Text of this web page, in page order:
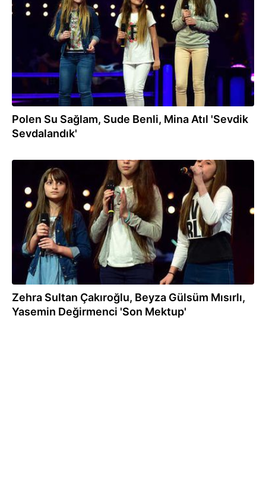
Polen Su Sağlam, Sude Benli, Mina Atıl 'Sevdik
Sevdalandık'
06.08.2018
Zehra Sultan Çakıroğlu, Beyza Gülsüm Mısırlı,
Yasemin Değirmenci 'Son Mektup'